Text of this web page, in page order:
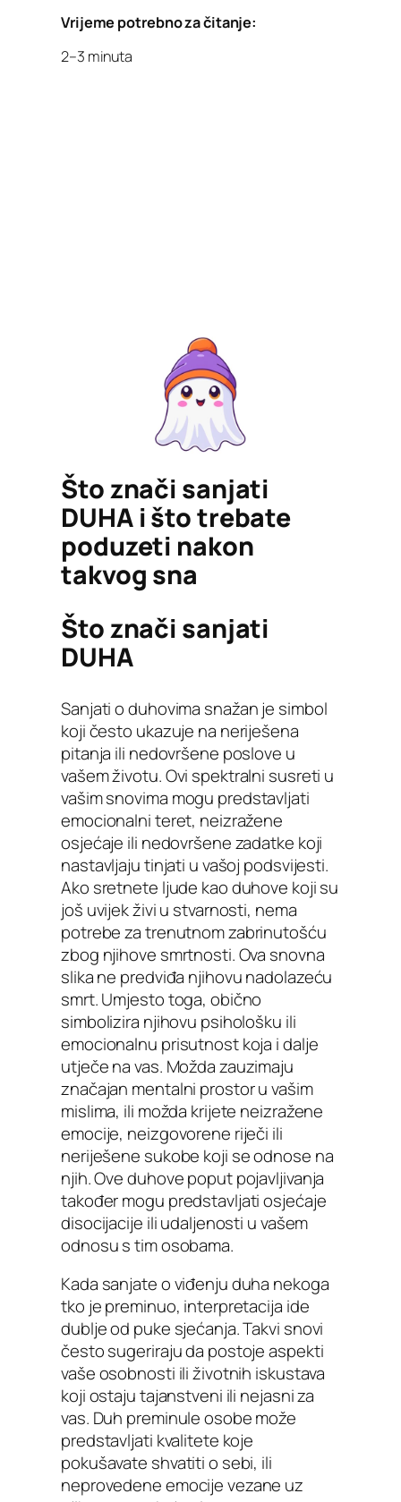
Vrijeme potrebno za čitanje:
2–3 minuta
Što znači sanjati
DUHA i što trebate
poduzeti nakon
takvog sna
Što znači sanjati
DUHA
Sanjati o duhovima snažan je simbol
koji često ukazuje na neriješena
pitanja ili nedovršene poslove u
vašem životu. Ovi spektralni susreti u
vašim snovima mogu predstavljati
emocionalni teret, neizražene
osjećaje ili nedovršene zadatke koji
nastavljaju tinjati u vašoj podsvijesti.
Ako sretnete ljude kao duhove koji su
još uvijek živi u stvarnosti, nema
potrebe za trenutnom zabrinutošću
zbog njihove smrtnosti. Ova snovna
slika ne predviđa njihovu nadolazeću
smrt. Umjesto toga, obično
simbolizira njihovu psihološku ili
emocionalnu prisutnost koja i dalje
utječe na vas. Možda zauzimaju
značajan mentalni prostor u vašim
mislima, ili možda krijete neizražene
emocije, neizgovorene riječi ili
neriješene sukobe koji se odnose na
njih. Ove duhove poput pojavljivanja
također mogu predstavljati osjećaje
disocijacije ili udaljenosti u vašem
odnosu s tim osobama.
Kada sanjate o viđenju duha nekoga
tko je preminuo, interpretacija ide
dublje od puke sjećanja. Takvi snovi
često sugeriraju da postoje aspekti
vaše osobnosti ili životnih iskustava
koji ostaju tajanstveni ili nejasni za
vas. Duh preminule osobe može
predstavljati kvalitete koje
pokušavate shvatiti o sebi, ili
neprovedene emocije vezane uz